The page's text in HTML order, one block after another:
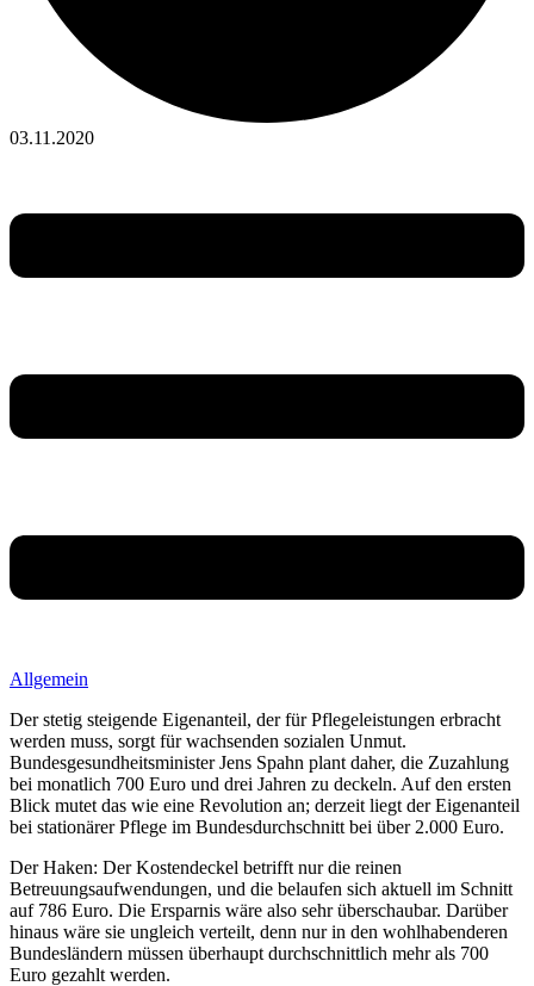
03.11.2020
Allgemein
Der stetig steigende Eigenanteil, der für Pflegeleistungen erbracht
werden muss, sorgt für wachsenden sozialen Unmut.
Bundesgesundheitsminister Jens Spahn plant daher, die Zuzahlung
bei monatlich 700 Euro und drei Jahren zu deckeln. Auf den ersten
Blick mutet das wie eine Revolution an; derzeit liegt der Eigenanteil
bei stationärer Pflege im Bundesdurchschnitt bei über 2.000 Euro.
Der Haken: Der Kostendeckel betrifft nur die reinen
Betreuungsaufwendungen, und die belaufen sich aktuell im Schnitt
auf 786 Euro. Die Ersparnis wäre also sehr überschaubar. Darüber
hinaus wäre sie ungleich verteilt, denn nur in den wohlhabenderen
Bundesländern müssen überhaupt durchschnittlich mehr als 700
Euro gezahlt werden.